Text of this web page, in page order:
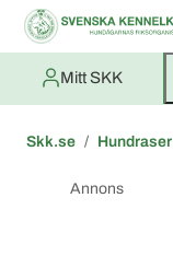
Mitt SKK
Skk.se Hundraser
Annons